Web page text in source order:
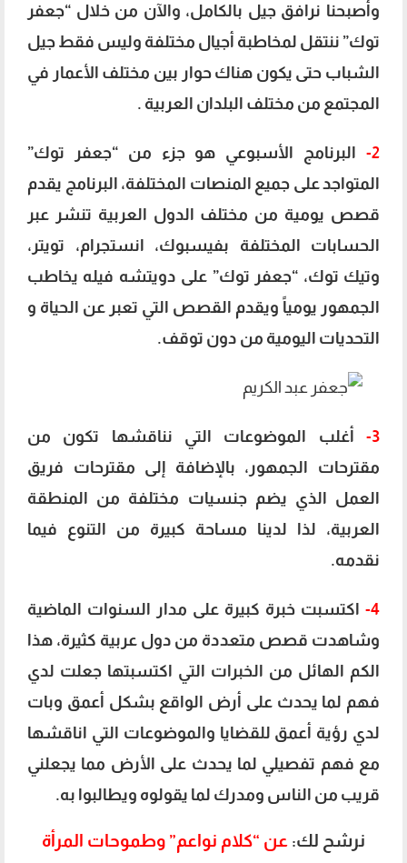
وأصبحنا نرافق جيل بالكامل، والآن من خلال “جعفر
توك” ننتقل لمخاطبة أجيال مختلفة وليس فقط جيل
الشباب حتى يكون هناك حوار بين مختلف الأعمار في
المجتمع من مختلف البلدان العربية .
2-
البرنامج الأسبوعي هو جزء من “جعفر توك”
المتواجد على جميع المنصات المختلفة، البرنامج يقدم
قصص يومية من مختلف الدول العربية تنشر عبر
الحسابات المختلفة بفيسبوك، انستجرام، تويتر،
وتيك توك، “جعفر توك” على دويتشه فيله يخاطب
الجمهور يومياً ويقدم القصص التي تعبر عن الحياة و
التحديات اليومية من دون توقف.
3-
أغلب الموضوعات التي نناقشها تكون من
مقترحات الجمهور، بالإضافة إلى مقترحات فريق
العمل الذي يضم جنسيات مختلفة من المنطقة
العربية، لذا لدينا مساحة كبيرة من التنوع فيما
نقدمه.
4-
اكتسبت خبرة كبيرة على مدار السنوات الماضية
وشاهدت قصص متعددة من دول عربية كثيرة، هذا
الكم الهائل من الخبرات التي اكتسبتها جعلت لدي
فهم لما يحدث على أرض الواقع بشكل أعمق وبات
لدي رؤية أعمق للقضايا والموضوعات التي اناقشها
مع فهم تفصيلي لما يحدث على الأرض مما يجعلني
قريب من الناس ومدرك لما يقولوه ويطالبوا به.
نرشح لك: عن “كلام نواعم” وطموحات المرأة